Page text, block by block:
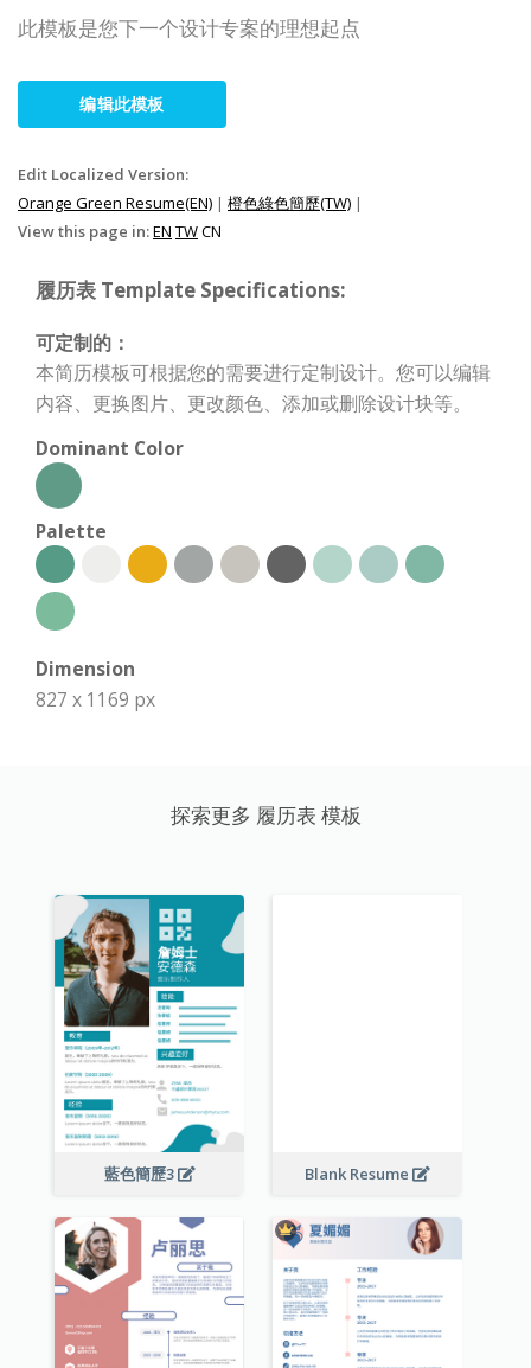
此模板是您下一个设计专案的理想起点
编辑此模板
Edit Localized Version:
Orange Green Resume(EN) | 橙色綠色簡歷(TW) |
View this page in:EN TWCN
履历表 Template Specifications:
可定制的：
本简历模板可根据您的需要进行定制设计。您可以编辑
内容、更换图片、更改颜色、添加或删除设计块等。
Dominant Color
Palette
Dimension
827 x 1169 px
探索更多 履历表 模板
藍色簡歷3 Blank Resume